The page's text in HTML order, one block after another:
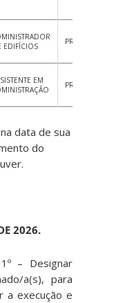
EDIFÍCIOS
PROGRAD
EM
PROGRAD
data de sua
do
2026.
– Designar
a(s), para
a execução e